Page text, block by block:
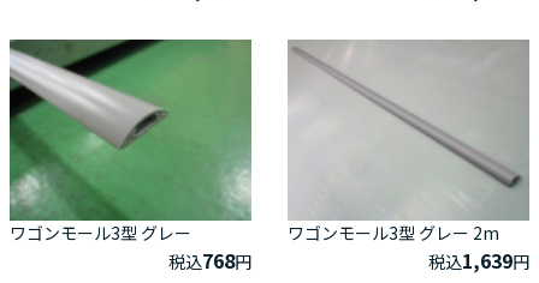
ワゴンモール3型 グレー
税込768円
ワゴンモール3型 グレー 2m
税込1,639円